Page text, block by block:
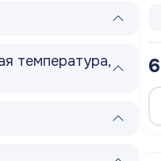
температура,